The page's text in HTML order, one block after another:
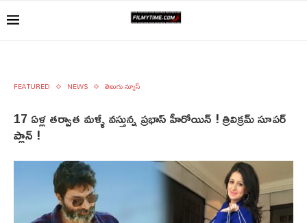
FEATURED NEWS తెలుగు న్యూస్
17 ఏళ్ల తర్వాత మళ్ళీ వస్తున్న ప్రభాస్ హీరోయిన్ ! త్రివిక్రమ్ సూపర్
ప్లాన్ !